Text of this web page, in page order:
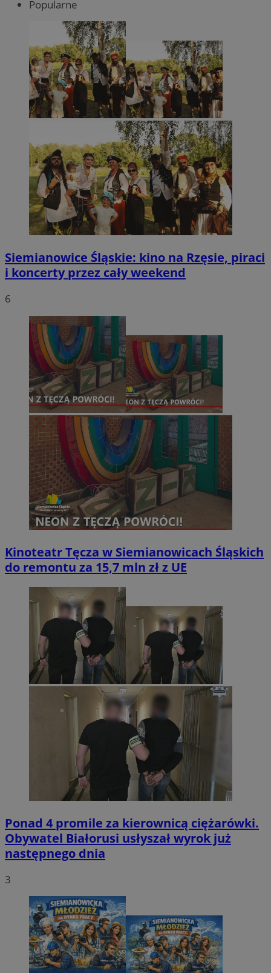
Popularne
Siemianowice Śląskie: kino na Rzęsie, piraci
i koncerty przez cały weekend
6
Kinoteatr Tęcza w Siemianowicach Śląskich
do remontu za 15,7 mln zł z UE
Ponad 4 promile za kierownicą ciężarówki.
Obywatel Białorusi usłyszał wyrok już
następnego dnia
3